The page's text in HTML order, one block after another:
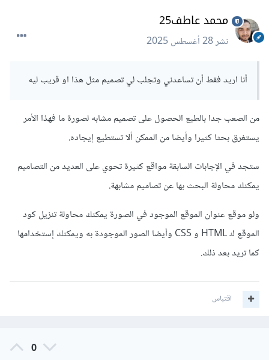
أما إذا كنت تقصد فقط الأيقونات والصور وليس التصميم كاملا
يمكنك الإطلاع على المواقع في الإجابات التالية
محمد عاطف25
نشر28 أغسطس 2025
أنا اريد فقط أن تساعدني وتجلب لي تصميم مثل هذا او قريب ليه
من الصعب جدا بالطبع الحصول على تصميم مشابه لصورة ما فهذا الأمر
يستغرق بحثا كثيرا وأيضا من الممكن ألا تستطيع إيجاده.
ستجد في الإجابات السابقة مواقع كثيرة تحوي على العديد من التصاميم
يمكنك محاولة البحث بها عن تصاميم مشابهة.
ولو موقع عنوان الموقع الموجود في الصورة يمكنك محاولة تنزيل كود
الموقع ك HTML و CSS وأيضا الصور الموجودة به ويمكنك إستخدامها
كما تريد بعد ذلك.
اقتباس
0